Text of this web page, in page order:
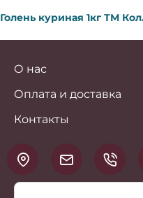
О нас
Оплата и доставка
Контакты